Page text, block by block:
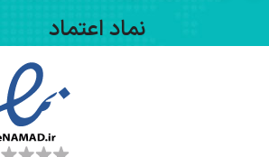
نماد اعتماد